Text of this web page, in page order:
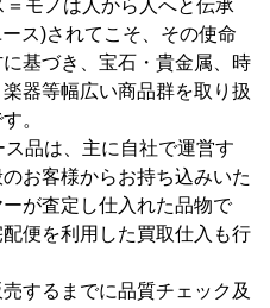
モノは人から人へと伝承
ス)されてこそ、その使命
基づき、宝石・貴金属、時
器等幅広い商品群を取り扱
。
品は、主に自社で運営す
お客様からお持ち込みいた
が査定し仕入れた品物で
便を利用した買取仕入も行
するまでに品質チェック及